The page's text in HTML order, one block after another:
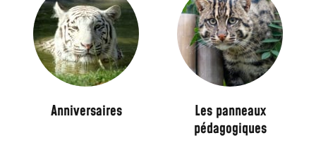
Anniversaires​
Les panneaux
pédagogiques